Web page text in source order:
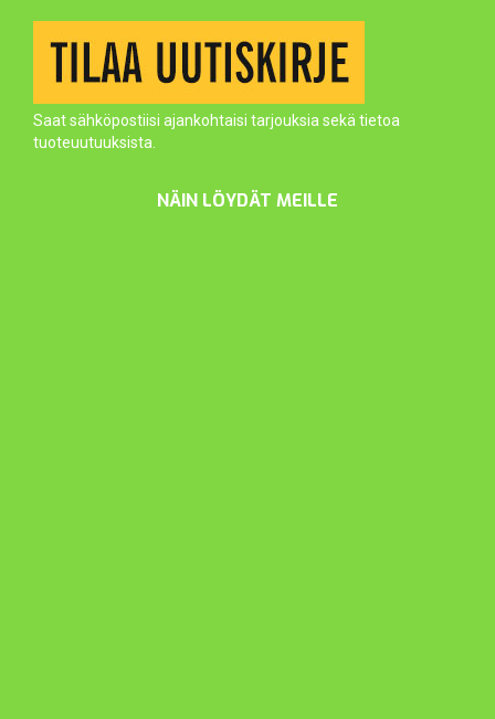
Saat sähköpostiisi ajankohtaisi tarjouksia sekä tietoa
tuoteuutuuksista.
NÄIN LÖYDÄT MEILLE